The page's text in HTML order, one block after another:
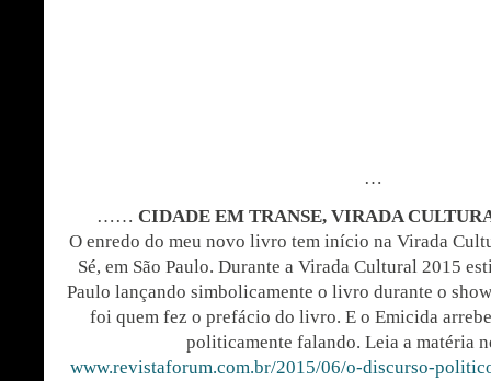
…
…… CIDADE EM TRANSE, VIRADA
O enredo do meu novo livro tem início na Virada
Sé, em São Paulo. Durante a Virada Cultural 2015
Paulo lançando simbolicamente o livro durante o
foi quem fez o prefácio do livro. E o Emicida
politicamente falando. Leia a matéria
www.revistaforum.com.br/2015/06/o-discurso-